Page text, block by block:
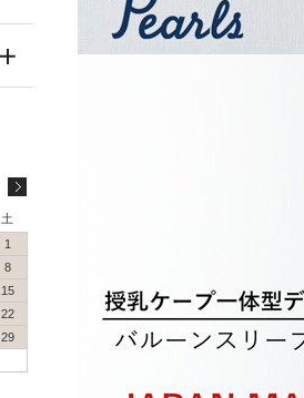
土
1
8
15
22
29